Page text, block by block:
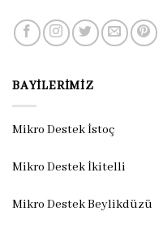
BAYILERIMIZ
Mikro Destek İstoç
Mikro Destek İkitelli
Mikro Destek Beylikdüzü